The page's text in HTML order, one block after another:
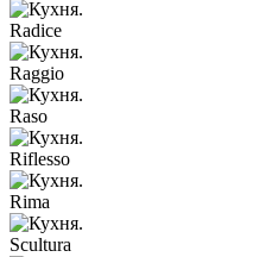
Radice
Raggio
Raso
Riflesso
Rima
Scultura